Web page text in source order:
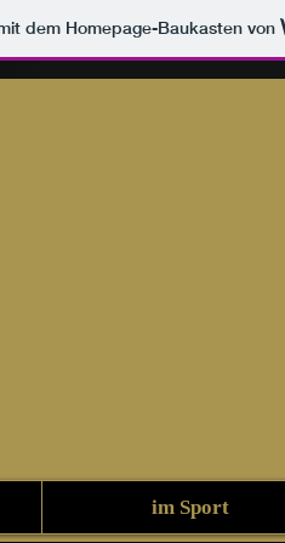
dem Homepage-Baukasten von
im Sport